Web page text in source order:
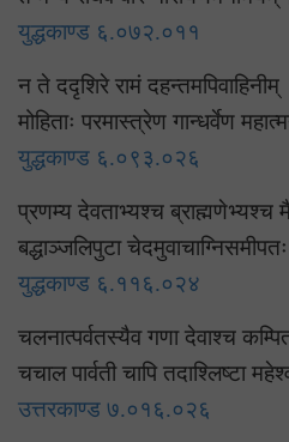
युद्धकाण्ड ६.०७२.०११
न ते ददृशिरे रामं दहन्तमपिवाहिनीम्
मोहिताः परमास्त्रेण गान्धर्वेण
युद्धकाण्ड ६.०९३.०२६
प्रणम्य देवताभ्यश्च ब्राह्मणेभ्यश्च
बद्धाञ्जलिपुटा
युद्धकाण्ड ६.११६.०२४
चलनात्पर्वतस्यैव गणा देवाश्च
चचाल पार्वती चापि तदाश्लिष्टा
उत्तरकाण्ड ७.०१६.०२६